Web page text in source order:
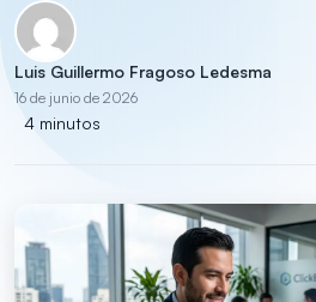
Luis Guillermo Fragoso Ledesma
16 de junio de 2026
4 minutos